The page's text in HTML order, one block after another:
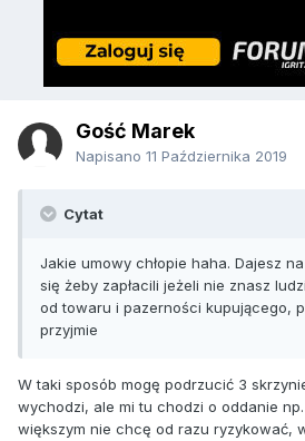
Gość Marek
Napisano 11 Października 2019
Cytat
Jakie umowy chłopie haha. Dajesz
się żeby zapłacili jeżeli nie znasz
od towaru i pazerności kupującego,
przyjmie
W taki sposób mogę podrzucić 3
wychodzi, ale mi tu chodzi o oddanie
większym nie chcę od razu ryzykować,